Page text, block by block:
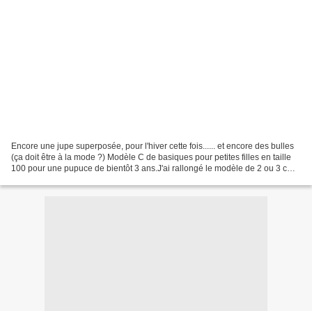
Encore une jupe superposée, pour l'hiver cette fois...... et encore des bulles
(ça doit être à la mode ?) Modèle C de basiques pour petites filles en taille
100 pour une pupuce de bientôt 3 ans.J'ai rallongé le modèle de 2 ou 3 cm.